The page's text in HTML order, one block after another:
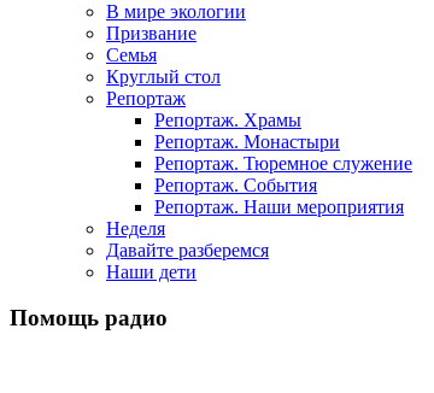
В мире экологии
Призвание
Семья
Круглый стол
Репортаж
Репортаж. Храмы
Репортаж. Монастыри
Репортаж. Тюремное служение
Репортаж. События
Репортаж. Наши мероприятия
Неделя
Давайте разберемся
Наши дети
Помощь радио